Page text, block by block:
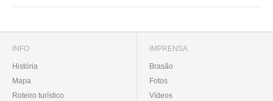
INFO
História
Mapa
Roteiro turístico
IMPRENSA
Brasão
Fotos
Vídeos